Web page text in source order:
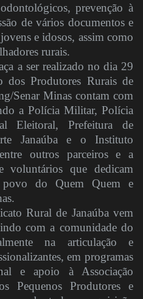
prevenção à
de vários documentos e
e idosos, assim como
rurais.
a ser realizado no dia 29
dos Produtores Rurais de
Senar Minas contam com
a Polícia Militar, Polícia
Eleitoral, Prefeitura de
Janaúba e o Instituto
outros parceiros e a
voluntários que dedicam
do Quem Quem e
Rural de Janaúba vem
com a comunidade do
na articulação e
em programas
e apoio à Associação
Pequenos Produtores e